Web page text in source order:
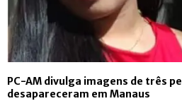
PC-AM divulga imagens de três
desapareceram em Manaus